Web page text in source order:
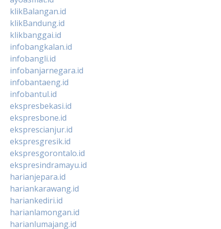
klikBalangan.id
klikBandung.id
klikbanggai.id
infobangkalan.id
infobangli.id
infobanjarnegara.id
infobantaeng.id
infobantul.id
ekspresbekasi.id
ekspresbone.id
eksprescianjur.id
ekspresgresik.id
ekspresgorontalo.id
ekspresindramayu.id
harianjepara.id
hariankarawang.id
hariankediri.id
harianlamongan.id
harianlumajang.id